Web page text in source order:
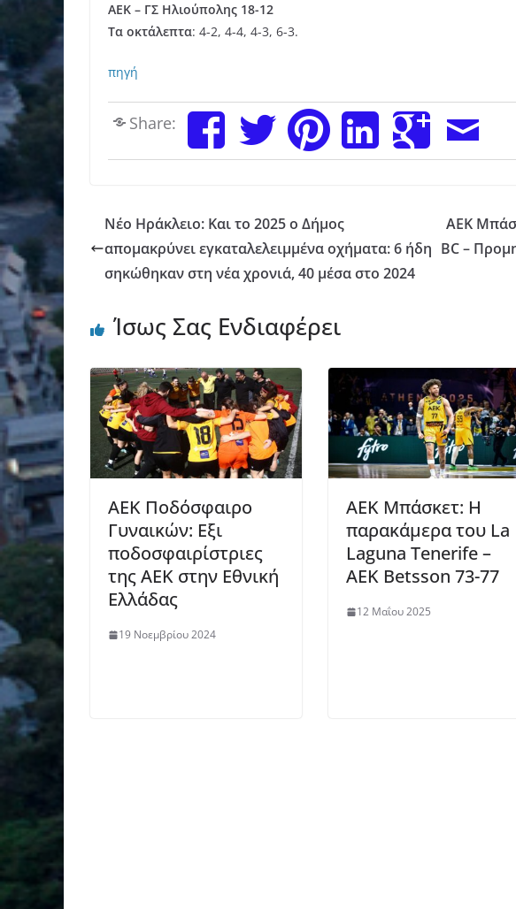
ΑΕΚ – ΓΣ Ηλιούπολης 18-12
Τα οκτάλεπτα: 4-2, 4-4, 4-3, 6-3.
πηγή
Share:
Νέο Ηράκλειο: Και το 2025 ο Δήμος
απομακρύνει εγκαταλελειμμένα οχήματα: 6 ήδη
σηκώθηκαν στη νέα χρονιά, 40 μέσα στο 2024
ΑΕΚ
BC –
Ίσως Σας Ενδιαφέρει
AEK Ποδόσφαιρο
Γυναικών: Εξι
ποδοσφαιρίστριες
της ΑΕΚ στην Εθνική
Ελλάδας
19 Νοεμβρίου 2024
ΑΕΚ Μπάσκετ: Η
παρακάμερα του La
Laguna Tenerife –
AEK Betsson 73-77
12 Μαΐου 2025